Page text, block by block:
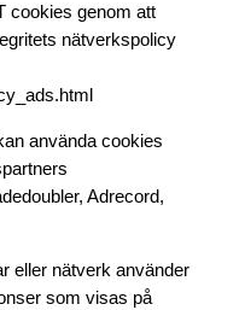
cookies genom att
nätverkspolicy
använda cookies
Adrecord,
eller nätverk använder
som visas på